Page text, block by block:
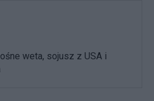
weta, sojusz z USA i